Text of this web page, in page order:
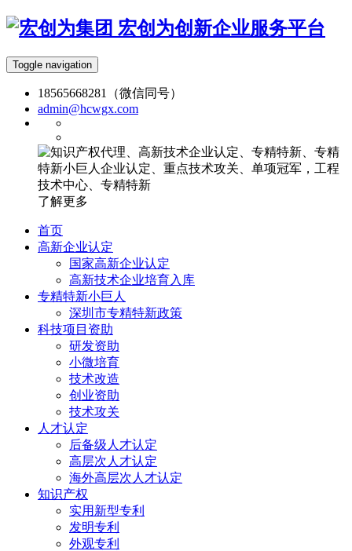
宏创为创新企业服务平台
Toggle navigation
18565668281（微信同号）
admin@hcwgx.com
了解更多
首页
高新企业认定
国家高新企业认定
高新技术企业培育入库
专精特新小巨人
深圳市专精特新政策
科技项目资助
研发资助
小微培育
技术改造
创业资助
技术攻关
人才认定
后备级人才认定
高层次人才认定
海外高层次人才认定
知识产权
实用新型专利
发明专利
外观专利